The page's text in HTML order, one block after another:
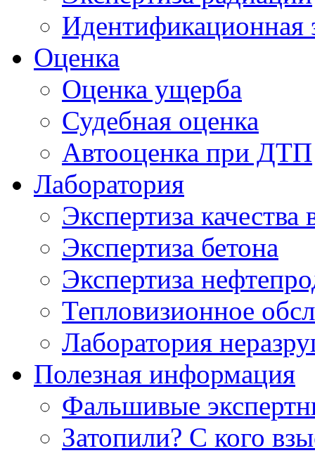
Идентификационная
Оценка
Оценка ущерба
Судебная оценка
Автооценка при ДТП
Лаборатория
Экспертиза качества
Экспертиза бетона
Экспертиза
Тепловизионное
Лаборатория
Полезная информация
Фальшивые
Затопили? С кого